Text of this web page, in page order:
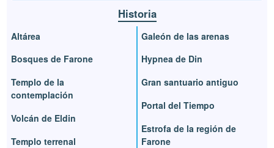
Historia
Altárea
Bosques de Farone
Templo de la
contemplación
Volcán de Eldin
Templo terrenal
Galeón de las arenas
Hypnea de Din
Gran santuario antiguo
Portal del Tiempo
Estrofa de la región de
Farone